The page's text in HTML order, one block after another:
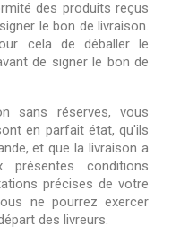
des produits reçus
le bon de livraison.
cela de déballer le
de signer le bon de
sans réserves, vous
en parfait état, qu'ils
et que la livraison a
conditions
précises de votre
ne pourrez exercer
des livreurs.